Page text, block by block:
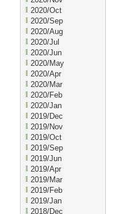
2020/Oct
2020/Sep
2020/Aug
2020/Jul
2020/Jun
2020/May
2020/Apr
2020/Mar
2020/Feb
2020/Jan
2019/Dec
2019/Nov
2019/Oct
2019/Sep
2019/Jun
2019/Apr
2019/Mar
2019/Feb
2019/Jan
2018/Dec